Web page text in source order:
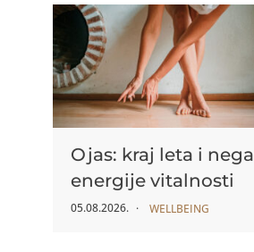
Ojas: kraj leta i nega
energije vitalnosti
05.08.2026. WELLBEING